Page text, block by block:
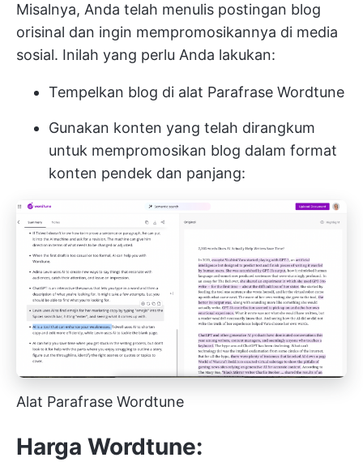
Misalnya, Anda telah menulis postingan blog
orisinal dan ingin mempromosikannya di media
sosial. Inilah yang perlu Anda lakukan:
Tempelkan blog di alat Parafrase Wordtune
Gunakan konten yang telah dirangkum
untuk mempromosikan blog dalam format
konten pendek dan panjang:
Alat Parafrase Wordtune
Harga Wordtune: